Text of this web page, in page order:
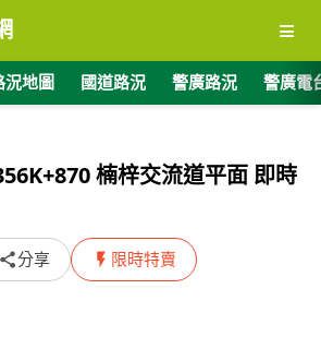
≡
況地圖 國道路況 警廣路況 警廣電
楠梓交流道平面 即時
分享 限時特賣